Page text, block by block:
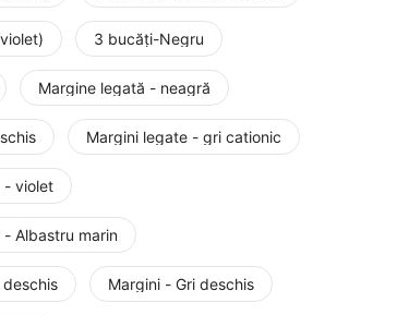
3 bucăți-Negru
Margine legată - neagră
Margini legate - gri cationic
- violet
- Albastru marin
Margini - Gri deschis